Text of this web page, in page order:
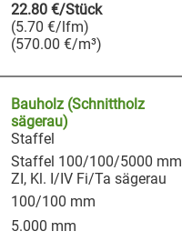
22.80 €/Stück
(5.70 €/lfm)
(570.00 €/m³)
Bauholz (Schnittholz
sägerau)
Staffel
Staffel 100/100/5000 mm
ZI, Kl. I/IV Fi/Ta sägerau
100/100 mm
5.000 mm